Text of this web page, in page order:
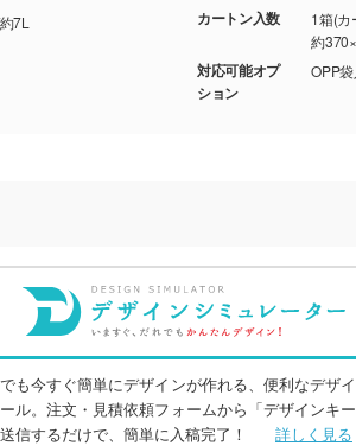
7L カートン入数
1箱(カ
約
対応可能オプ
ション
OPP
も今すぐ簡単にデザインが作れる、便利なデザ
ル。注文・見積依頼フォームから「デザインキー
信するだけで、簡単に入稿完了！
詳しく見る